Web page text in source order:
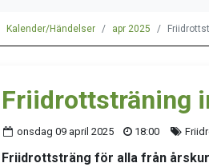
Kalender/Händelser apr 2025
Friidrottsträning
onsdag 09 april 2025 18:00
Friidrottsträng för alla från